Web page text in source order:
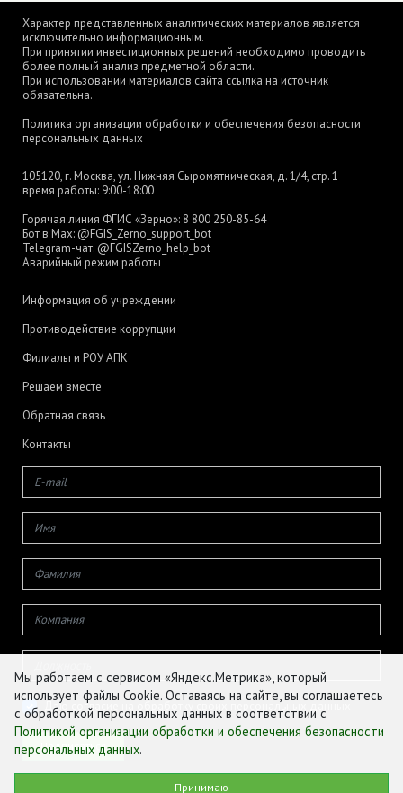
Характер представленных аналитических материалов является
исключительно информационным.
При принятии инвестиционных решений необходимо проводить
более полный анализ предметной области.
При использовании материалов сайта ссылка на источник
обязательна.
Политика организации обработки и обеспечения безопасности
персональных данных
105120, г. Москва, ул. Нижняя Сыромятническая, д. 1/4, стр. 1
время работы: 9:00-18:00
Горячая линия ФГИС «Зерно»: 8 800 250-85-64
Бот в Max: @FGIS_Zerno_support_bot
Telegram-чат: @FGISZerno_help_bot
Аварийный режим работы
Информация об учреждении
Противодействие коррупции
Филиалы и РОУ АПК
Решаем вместе
Обратная связь
Контакты
Даю согласие на обработку своих персональных данных
© ФГБУ «ЦЕНТР АГРОАНАЛИТИКИ», 2026
Мы работаем с сервисом «Яндекс.Метрика», который
использует файлы Cookie. Оставаясь на сайте, вы соглашаетесь
с обработкой персональных данных в соответствии с
Политикой организации обработки и обеспечения безопасности
персональных данных.
Принимаю